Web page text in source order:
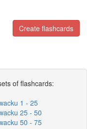
Create flashcards
of flashcards:
1 - 25
25 - 50
50 - 75